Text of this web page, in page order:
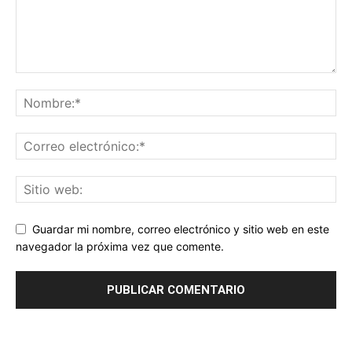
Guardar mi nombre, correo electrónico y sitio web en este
navegador la próxima vez que comente.